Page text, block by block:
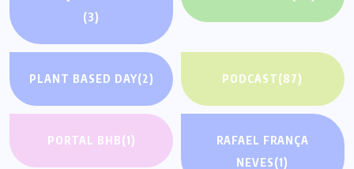
(3)
PLANT BASED DAY(2) PODCAST(87)
PORTAL BHB(1)
RAFAEL FRANÇA
NEVES(1)